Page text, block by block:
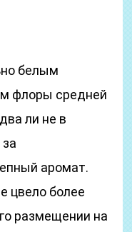
белым
флоры средней
ли не в
аромат.
цвело более
размещении на